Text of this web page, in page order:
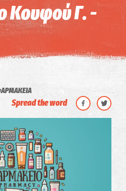
να υπόκειται σε πνευματικά δικαιώματα Όροι
Κουφού Γ. -
Spread the word